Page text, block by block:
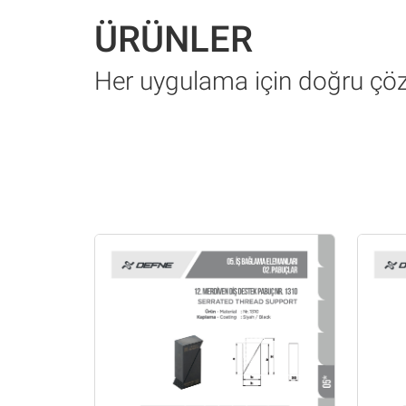
ÜRÜNLER
Her uygulama için doğru